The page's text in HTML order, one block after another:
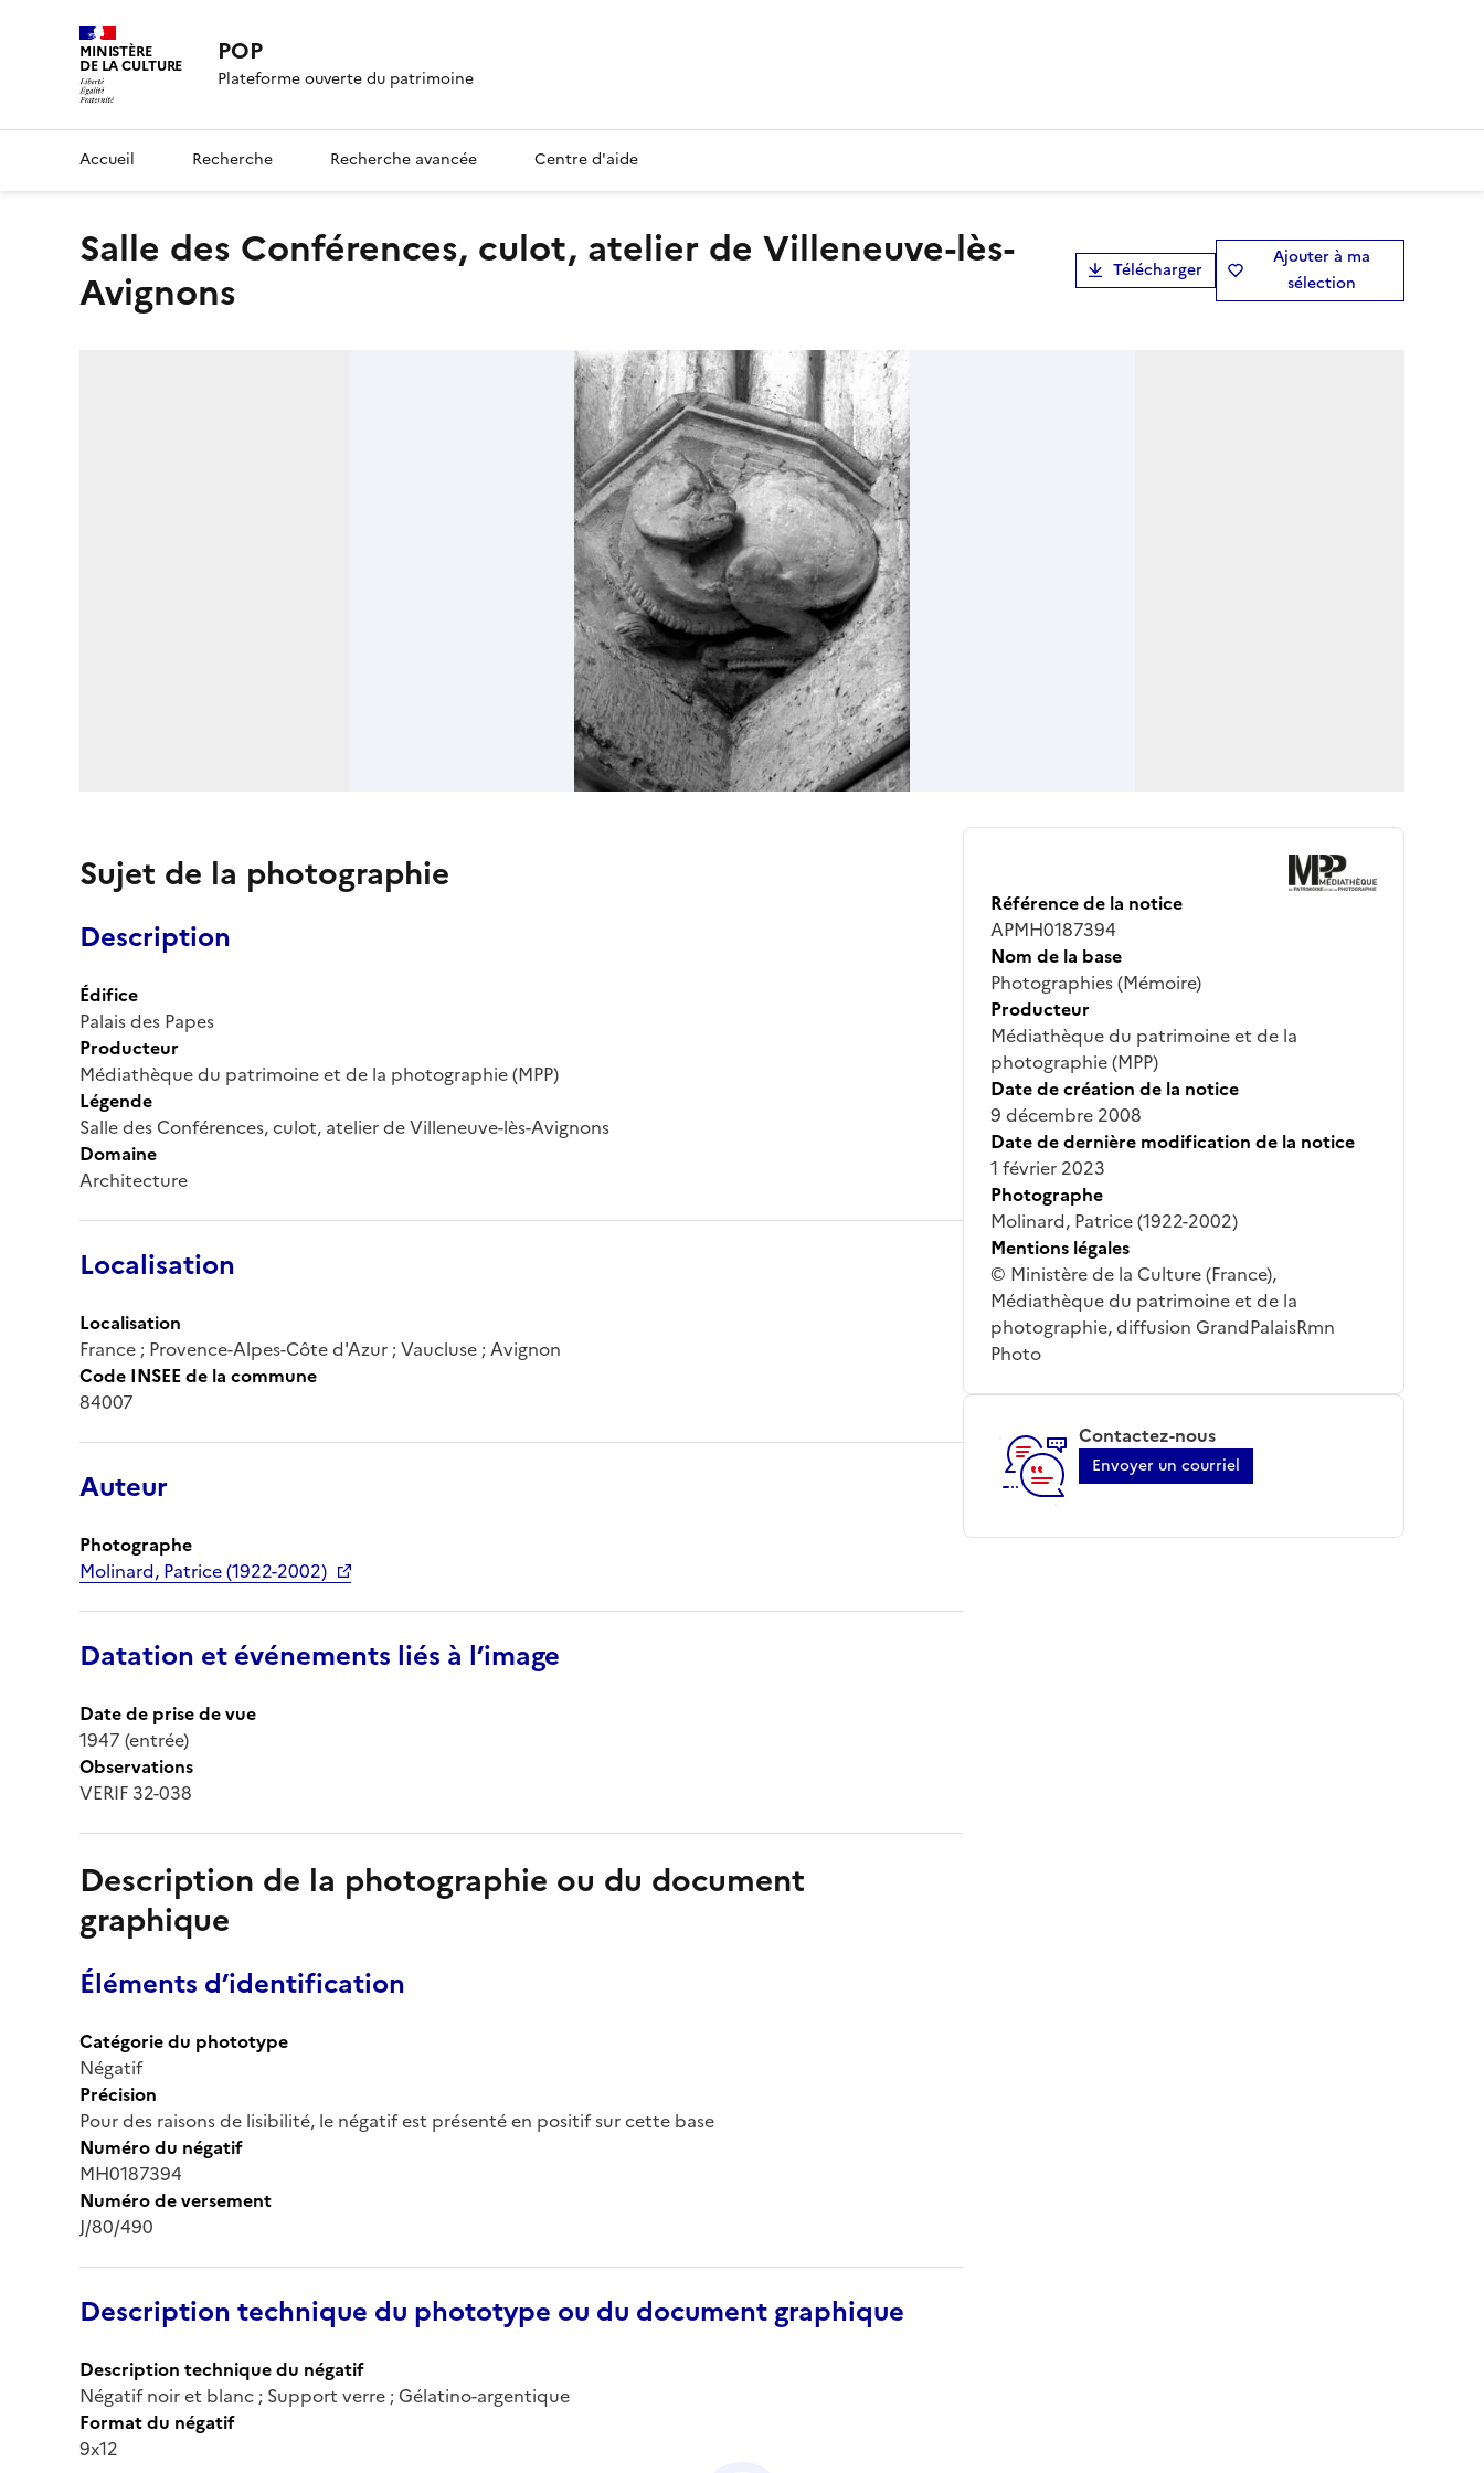
MINISTÈRE
DE LA CULTURE POP
Plateforme ouverte du patrimoine
Accueil Recherche Recherche avancée Centre d'aide
Salle des Conférences, culot, atelier de Villeneuve-lès-
Avignons
Télécharger
Ajouter à ma
sélection
Sujet de la photographie
Description
Édifice
Palais des Papes
Producteur
Médiathèque du patrimoine et de la photographie (MPP)
Légende
Salle des Conférences, culot, atelier de Villeneuve-lès-Avignons
Domaine
Architecture
Localisation
Localisation
France ; Provence-Alpes-Côte d'Azur ; Vaucluse ; Avignon
Code INSEE de la commune
84007
Auteur
Photographe
Molinard, Patrice (1922-2002)
Datation et événements liés à l’image
Date de prise de vue
1947 (entrée)
Observations
VERIF 32-038
Description de la photographie ou du document
graphique
Éléments d’identification
Catégorie du phototype
Négatif
Précision
Pour des raisons de lisibilité, le négatif est présenté en positif sur cette base
Numéro du négatif
MH0187394
Numéro de versement
J/80/490
Description technique du phototype ou du document graphique
Description technique du négatif
Négatif noir et blanc ; Support verre ; Gélatino-argentique
Format du négatif
9x12
Référence de la notice
APMH0187394
Nom de la base
Photographies (Mémoire)
Producteur
Médiathèque du patrimoine et de la
photographie (MPP)
Date de création de la notice
9 décembre 2008
Date de dernière modification de la notice
1 février 2023
Photographe
Molinard, Patrice (1922-2002)
Mentions légales
© Ministère de la Culture (France),
Médiathèque du patrimoine et de la
photographie, diffusion GrandPalaisRmn
Photo
Contactez-nous
Envoyer un courriel